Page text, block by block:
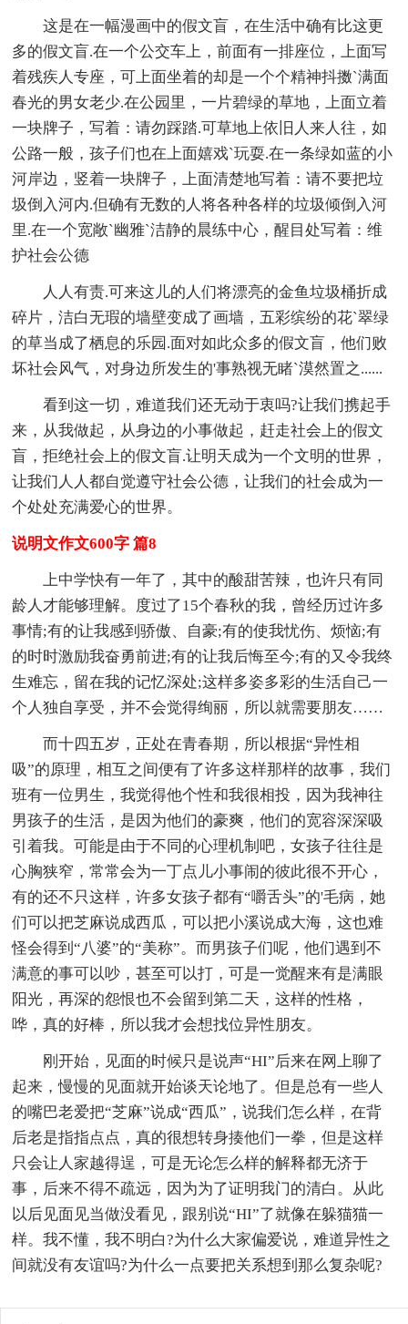
这是在一幅漫画中的假文盲，在生活中确有比这更
多的假文盲.在一个公交车上，前面有一排座位，上面写
着残疾人专座，可上面坐着的却是一个个精神抖擞`满面
春光的男女老少.在公园里，一片碧绿的草地，上面立着
一块牌子，写着：请勿踩踏.可草地上依旧人来人往，如
公路一般，孩子们也在上面嬉戏`玩耍.在一条绿如蓝的小
河岸边，竖着一块牌子，上面清楚地写着：请不要把垃
圾倒入河内.但确有无数的人将各种各样的垃圾倾倒入河
里.在一个宽敞`幽雅`洁静的晨练中心，醒目处写着：维
护社会公德
人人有责.可来这儿的人们将漂亮的金鱼垃圾桶折成
碎片，洁白无瑕的墙壁变成了画墙，五彩缤纷的花`翠绿
的草当成了栖息的乐园.面对如此众多的假文盲，他们败
坏社会风气，对身边所发生的'事熟视无睹`漠然置之......
看到这一切，难道我们还无动于衷吗?让我们携起手
来，从我做起，从身边的小事做起，赶走社会上的假文
盲，拒绝社会上的假文盲.让明天成为一个文明的世界，
让我们人人都自觉遵守社会公德，让我们的社会成为一
个处处充满爱心的世界。
说明文作文600字 篇8
上中学快有一年了，其中的酸甜苦辣，也许只有同
龄人才能够理解。度过了15个春秋的我，曾经历过许多
事情;有的让我感到骄傲、自豪;有的使我忧伤、烦恼;有
的时时激励我奋勇前进;有的让我后悔至今;有的又令我终
生难忘，留在我的记忆深处;这样多姿多彩的生活自己一
个人独自享受，并不会觉得绚丽，所以就需要朋友……
而十四五岁，正处在青春期，所以根据“异性相
吸”的原理，相互之间便有了许多这样那样的故事，我们
班有一位男生，我觉得他个性和我很相投，因为我神往
男孩子的生活，是因为他们的豪爽，他们的宽容深深吸
引着我。可能是由于不同的心理机制吧，女孩子往往是
心胸狭窄，常常会为一丁点儿小事闹的彼此很不开心，
有的还不只这样，许多女孩子都有“嚼舌头”的'毛病，她
们可以把芝麻说成西瓜，可以把小溪说成大海，这也难
怪会得到“八婆”的“美称”。而男孩子们呢，他们遇到不
满意的事可以吵，甚至可以打，可是一觉醒来有是满眼
阳光，再深的怨恨也不会留到第二天，这样的性格，
哗，真的好棒，所以我才会想找位异性朋友。
刚开始，见面的时候只是说声“HI”后来在网上聊了
起来，慢慢的见面就开始谈天论地了。但是总有一些人
的嘴巴老爱把“芝麻”说成“西瓜”，说我们怎么样，在背
后老是指指点点，真的很想转身揍他们一拳，但是这样
只会让人家越得逞，可是无论怎么样的解释都无济于
事，后来不得不疏远，因为为了证明我门的清白。从此
以后见面见当做没看见，跟别说“HI”了就像在躲猫猫一
样。我不懂，我不明白?为什么大家偏爱说，难道异性之
间就没有友谊吗?为什么一点要把关系想到那么复杂呢?